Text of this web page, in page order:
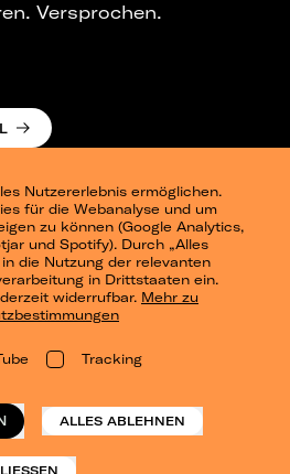
Nutzererlebnis ermöglichen.
für die Webanalyse und um
zu können (Google Analytics,
und Spotify). Durch „Alles
die Nutzung der relevanten
in Drittstaaten ein.
widerrufbar. Mehr zu
Tracking
ALLES ABLEHNEN
Versprochen.